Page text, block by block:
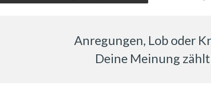
Anregungen, Lob oder
Deine Meinung